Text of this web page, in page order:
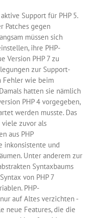
Support für PHP 5.
Patches gegen
müssen sich
ihre PHP-
Version PHP 7 zu
zur Support-
Fehler wie beim
hatten sie nämlich
PHP 4 vorgegeben,
werden musste. Das
viele zuvor als
aus PHP
inkonsistente und
Unter anderem zur
Syntaxbaums
von PHP 7
PHP-
auf Altes verzichten -
neue Features, die die